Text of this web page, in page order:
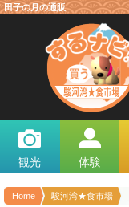
田子の月の通販
観光 体験
Home 駿河湾★食市場